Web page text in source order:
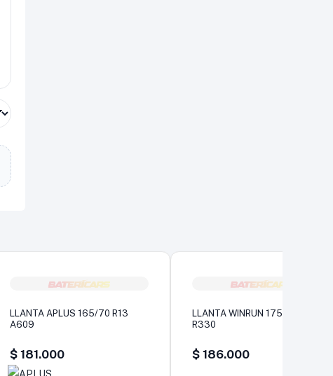
LLANTA APLUS 165/70 R13
A609
$ 181.000
LLANTA WINRUN 175/70 R13
R330
$ 186.000